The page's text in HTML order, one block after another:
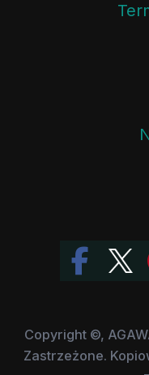
Copyright ©,
Zastrzeżone.